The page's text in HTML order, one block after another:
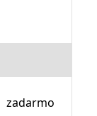
zadarmo